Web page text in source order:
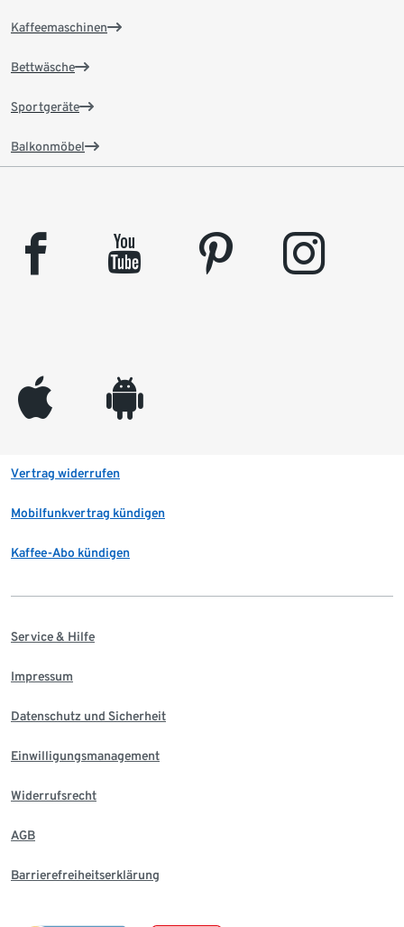
Kaffeemaschinen
Bettwäsche
Sportgeräte
Balkonmöbel
facebook youtube pinterest instagram
appleinc android
Vertrag widerrufen
Mobilfunkvertrag kündigen
Kaffee-Abo kündigen
Service & Hilfe
Impressum
Datenschutz und Sicherheit
Einwilligungsmanagement
Widerrufsrecht
AGB
Barrierefreiheitserklärung